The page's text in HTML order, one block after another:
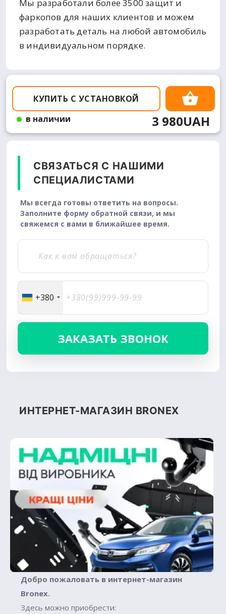
Мы разработали более 3500 защит и
фаркопов для наших клиентов и можем
разработать деталь на любой автомобиль
в индивидуальном порядке.
КУПИТЬ С УСТАНОВКОЙ
в наличии
3 980UAH
СВЯЗАТЬСЯ С НАШИМИ
СПЕЦИАЛИСТАМИ
Мы всегда готовы ответить на вопросы.
Заполните форму обратной связи, и мы
свяжемся с вами в ближайшее время.
+380
ИНТЕРНЕТ-МАГАЗИН BRONEX
Добро пожаловать в интернет-магазин
Вronex.
Здесь можно приобрести: